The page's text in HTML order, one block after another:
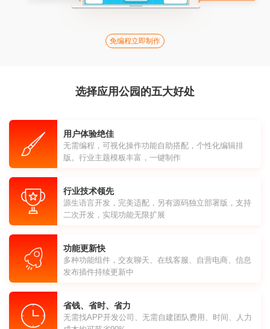
免编程立即制作
选择应用公园的五大好处
用户体验绝佳
无需编程，可视化操作功能自助搭配，个性化编辑排
版。行业主题模板丰富，一键制作
行业技术领先
源生语言开发，完美适配，另有源码独立部署版，支持
二次开发，实现功能无限扩展
功能更新快
多种功能组件，交友聊天、在线客服、自营电商、信息
发布插件持续更新中
省钱、省时、省力
无需找APP开发公司、无需自建团队费用、时间、人力